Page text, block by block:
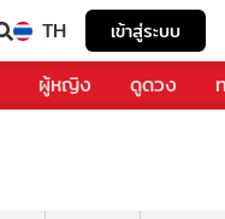
TH เข้าสู่ระบบ
ผู้หญิง ดูดวง